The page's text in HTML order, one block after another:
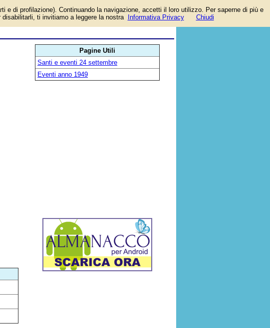
regista e
Pagine Utili
Santi e eventi 24 settembre
Eventi anno 1949
e di profilazione). Continuando la navigazione, accetti il loro utilizzo. Per saperne di più e
ti invitiamo a leggere la nostra
Informativa Privacy Chiudi